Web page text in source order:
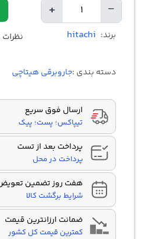
−
+
برند: hitachi نظرات
دسته بندی :جاروبرقی هیتاچی
ارسال فوق سریع
تیپاکس؛ پست؛ پیک
پرداخت بعد از تست
پرداخت در محل
هفت روز تضمین
شرایط برگشت کالا
ضمانت ارزانترین قیمت
کمترین قیمت کل کشور